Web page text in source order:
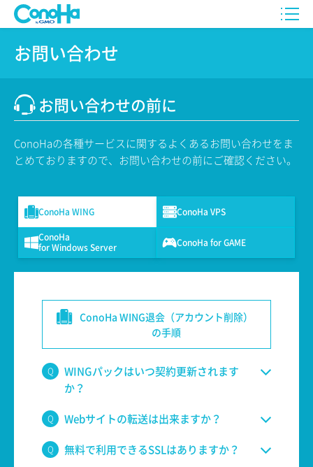
お問い合わせ
お問い合わせの前に
ConoHaの各種サービスに関するよくあるお問い合わせをま
とめておりますので、お問い合わせの前にご確認ください。
ConoHa WING ConoHa VPS
ConoHa
for Windows Server
ConoHa for GAME
ConoHa WING退会（アカウント削除）
の手順
WINGパックはいつ契約更新されます
か？
Webサイトの転送は出来ますか？
無料で利用できるSSLはありますか？